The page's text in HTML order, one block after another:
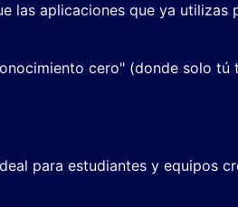
las aplicaciones que ya utilizas
cero" (donde solo tú
para estudiantes y equipos